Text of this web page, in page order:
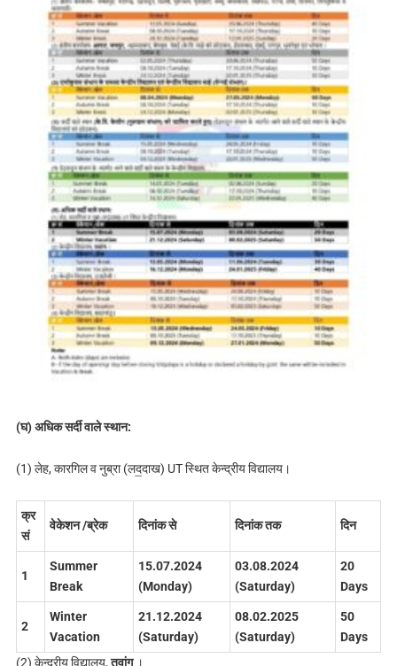
(घ) अधिक सर्दी वाले स्थान:
(1) लेह, कारगिल व नुब्रा (लद॒दाख) UT स्थित केन्द्रीय विद्यालय।
क्र
सं
वेकेशन /ब्रेक दिनांक से दिनांक तक दिन
1
Summer
Break
15.07.2024
(Monday)
03.08.2024
(Saturday)
20
Days
2
Winter
Vacation
21.12.2024
(Saturday)
08.02.2025
(Saturday)
50
Days
(2) केन्द्रीय विद्यालय,तवांग।